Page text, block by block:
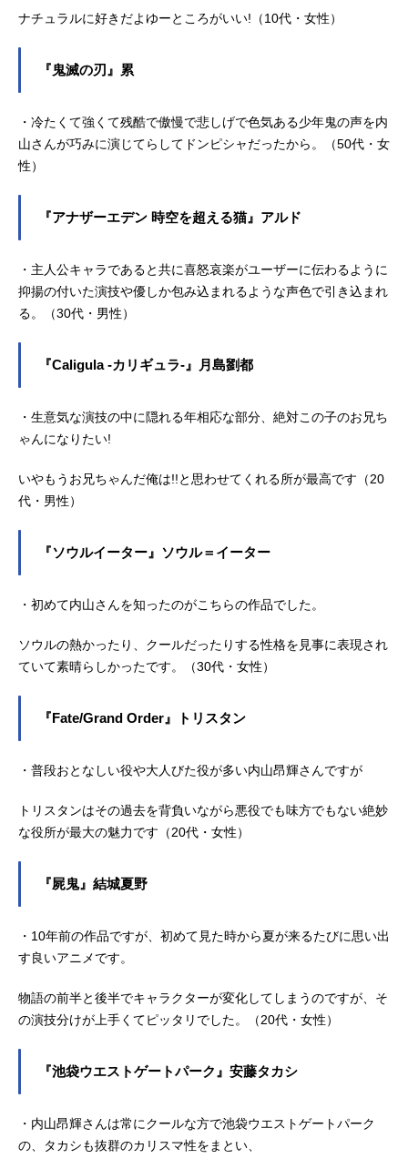
ナチュラルに好きだよゆーところがいい!（10代・女性）
『鬼滅の刃』累
・冷たくて強くて残酷で傲慢で悲しげで色気ある少年鬼の声を内
山さんが巧みに演じてらしてドンピシャだったから。（50代・女
性）
『アナザーエデン 時空を超える猫』アルド
・主人公キャラであると共に喜怒哀楽がユーザーに伝わるように
抑揚の付いた演技や優しか包み込まれるような声色で引き込まれ
る。（30代・男性）
『Caligula -カリギュラ-』月島劉都
・生意気な演技の中に隠れる年相応な部分、絶対この子のお兄ち
ゃんになりたい!
いやもうお兄ちゃんだ俺は!!と思わせてくれる所が最高です（20
代・男性）
『ソウルイーター』ソウル＝イーター
・初めて内山さんを知ったのがこちらの作品でした。
ソウルの熱かったり、クールだったりする性格を見事に表現され
ていて素晴らしかったです。（30代・女性）
『Fate/Grand Order』トリスタン
・普段おとなしい役や大人びた役が多い内山昂輝さんですが
トリスタンはその過去を背負いながら悪役でも味方でもない絶妙
な役所が最大の魅力です（20代・女性）
『屍鬼』結城夏野
・10年前の作品ですが、初めて見た時から夏が来るたびに思い出
す良いアニメです。
物語の前半と後半でキャラクターが変化してしまうのですが、そ
の演技分けが上手くてピッタリでした。（20代・女性）
『池袋ウエストゲートパーク』安藤タカシ
・内山昂輝さんは常にクールな方で池袋ウエストゲートパーク
の、タカシも抜群のカリスマ性をまとい、